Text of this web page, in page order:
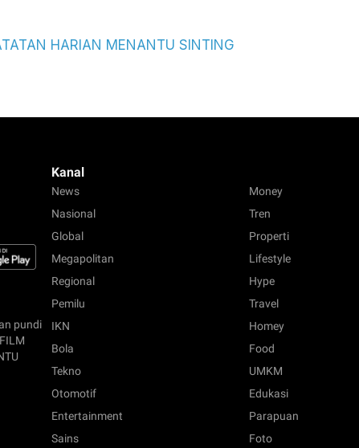
HARIAN MENANTU SINTING
pundi
Kanal
News
Nasional
Global
Megapolitan
Regional
Pemilu
IKN
Bola
Tekno
Otomotif
Entertainment
Sains
Money
Tren
Properti
Lifestyle
Hype
Travel
Homey
Food
UMKM
Edukasi
Parapuan
Foto